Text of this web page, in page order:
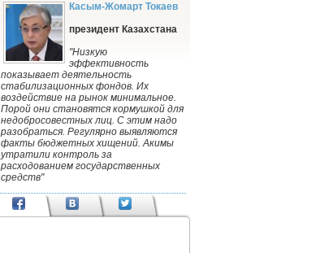
Касым-Жомарт Токаев
президент Казахстана
"Низкую
эффективность
показывает деятельность
стабилизационных фондов. Их
воздействие на рынок минимальное.
Порой они становятся кормушкой для
недобросовестных лиц. С этим надо
разобраться. Регулярно выявляются
факты бюджетных хищений. Акимы
утратили контроль за
расходованием государственных
средств"